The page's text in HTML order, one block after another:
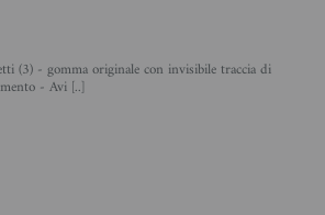
- Avi [..]